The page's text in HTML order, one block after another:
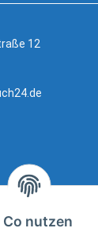
12
nutzen